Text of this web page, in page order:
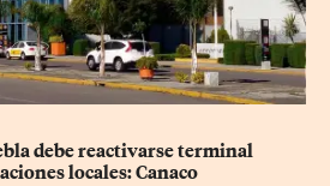
debe reactivarse terminal
locales: Canaco